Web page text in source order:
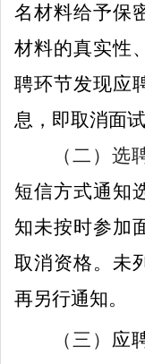
名材料给予保
材料的真实性
聘环节发现应
息，即取消面
（二 ） 选
短信方式通知
知未按时参加
取消资格。未
再另行通知。
（三） 应